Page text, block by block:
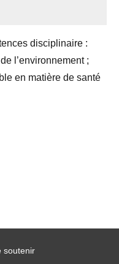
disciplinaire :
l’environnement ;
en matière de santé
soutenir